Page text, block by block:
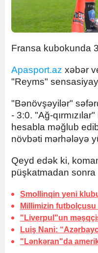
Fransa kubokunda
Apasport.az xəbər
"Reyms"
"Bənövşəyilər"
- 3:0. "Ağ-
hesabla məğlub
növbəti mərhələyə
Qeyd edək ki,
püşkatmadan sonra
Smollinqin yeni
Millimizin futbolçusu
"Liverpul"un
Luiş Nani:
"Lənkəran"da